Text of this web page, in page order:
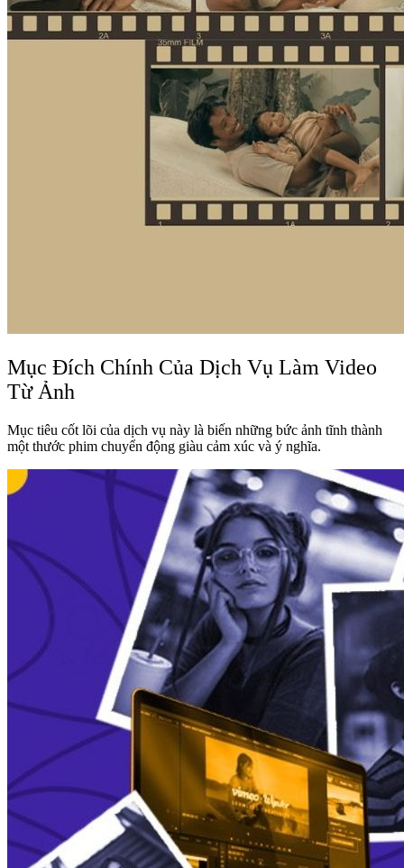
Mục Đích Chính Của Dịch Vụ Làm Video
Từ Ảnh
Mục tiêu cốt lõi của dịch vụ này là biến những bức ảnh tĩnh thành
một thước phim chuyển động giàu cảm xúc và ý nghĩa.